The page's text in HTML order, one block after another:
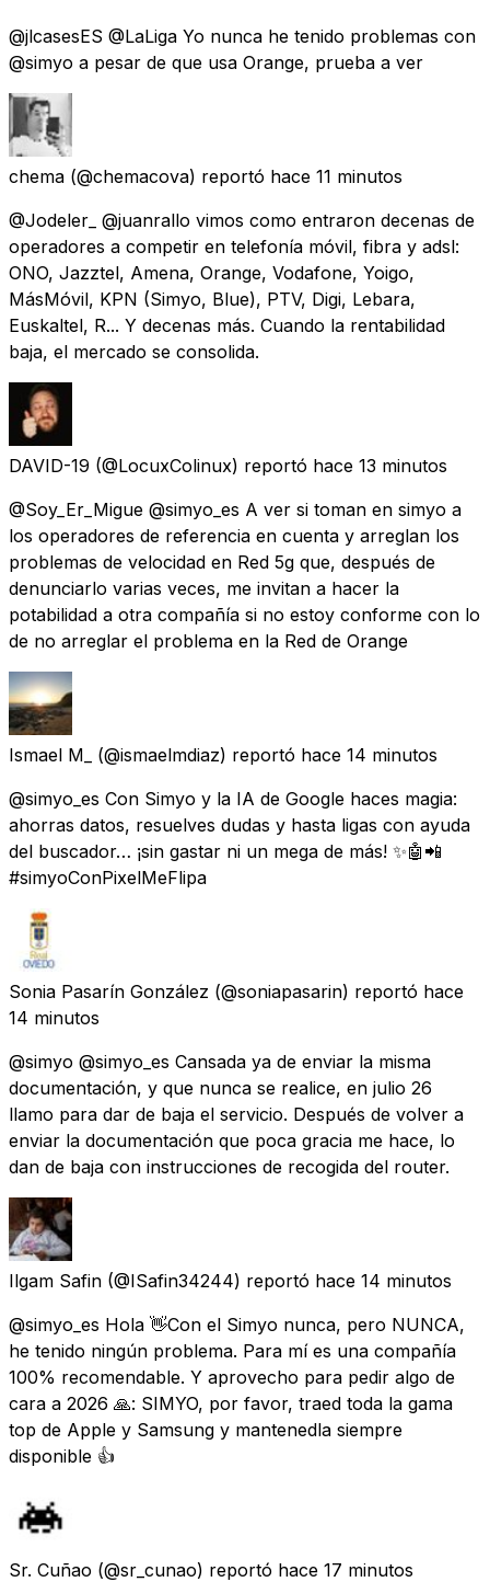
@jlcasesES @LaLiga Yo nunca he tenido problemas con
@simyo a pesar de que usa Orange, prueba a ver
chema (@chemacova) reportó hace 11 minutos
@Jodeler_ @juanrallo vimos como entraron decenas de
operadores a competir en telefonía móvil, fibra y adsl:
ONO, Jazztel, Amena, Orange, Vodafone, Yoigo,
MásMóvil, KPN (Simyo, Blue), PTV, Digi, Lebara,
Euskaltel, R... Y decenas más. Cuando la rentabilidad
baja, el mercado se consolida.
DAVID-19 (@LocuxColinux) reportó hace 13 minutos
@Soy_Er_Migue @simyo_es A ver si toman en simyo a
los operadores de referencia en cuenta y arreglan los
problemas de velocidad en Red 5g que, después de
denunciarlo varias veces, me invitan a hacer la
potabilidad a otra compañía si no estoy conforme con lo
de no arreglar el problema en la Red de Orange
Ismael M_ (@ismaelmdiaz) reportó hace 14 minutos
@simyo_es Con Simyo y la IA de Google haces magia:
ahorras datos, resuelves dudas y hasta ligas con ayuda
del buscador… ¡sin gastar ni un mega de más! ✨🤖📲
#simyoConPixelMeFlipa
Sonia Pasarín González (@soniapasarin) reportó hace
14 minutos
@simyo @simyo_es Cansada ya de enviar la misma
documentación, y que nunca se realice, en julio 26
llamo para dar de baja el servicio. Después de volver a
enviar la documentación que poca gracia me hace, lo
dan de baja con instrucciones de recogida del router.
Ilgam Safin (@ISafin34244) reportó hace 14 minutos
@simyo_es Hola 👋Con el Simyo nunca, pero NUNCA,
he tenido ningún problema. Para mí es una compañía
100% recomendable. Y aprovecho para pedir algo de
cara a 2026 🙏: SIMYO, por favor, traed toda la gama
top de Apple y Samsung y mantenedla siempre
disponible 👍
Sr. Cuñao (@sr_cunao) reportó hace 17 minutos